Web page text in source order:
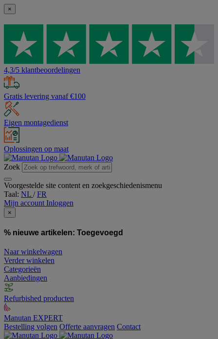
×
4,3/5 klantbeoordelingen
Gratis levering vanaf €100
Eigen montagedienst
Oplossingen op maat
Zoek
Voorgestelde site content en zoekgeschiedenismenu
Taal: NL /FR
Mijn account Inloggen
×
% nieuwe artikelen: Toegevoegd
Naar winkelwagen
Verder winkelen
Categorieën
Aanbiedingen
Refurbished producten
Manutan EXPERT
Bestelling volgen Offerte aanvragen Contact